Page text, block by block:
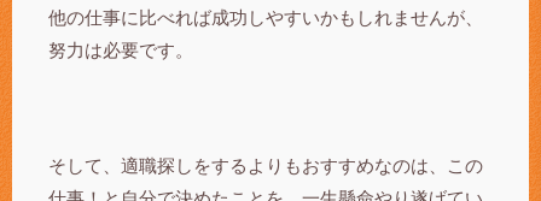
他の仕事に比べれば成功しやすいかもしれませんが、
努力は必要です。
そして、適職探しをするよりもおすすめなのは、この